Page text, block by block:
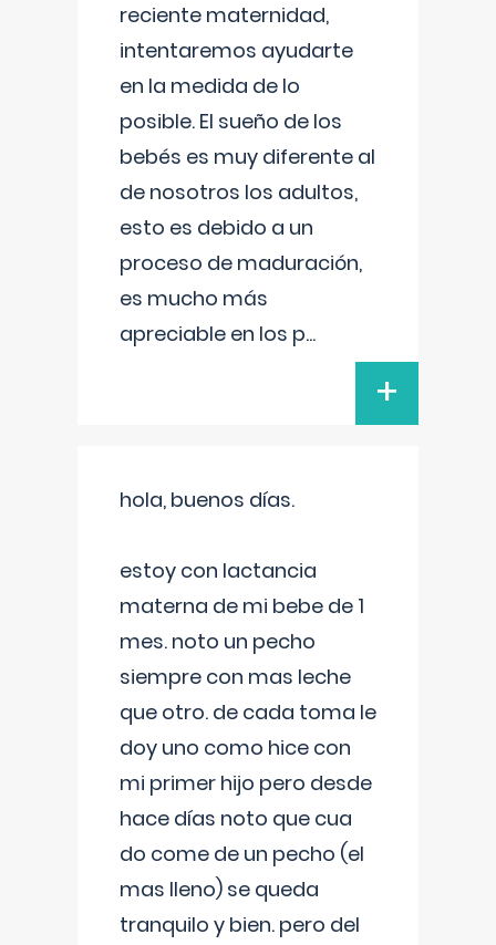
reciente maternidad,
intentaremos ayudarte
en la medida de lo
posible. El sueño de los
bebés es muy diferente al
de nosotros los adultos,
esto es debido a un
proceso de maduración,
es mucho más
apreciable en los p...
+
hola, buenos días.
estoy con lactancia
materna de mi bebe de 1
mes. noto un pecho
siempre con mas leche
que otro. de cada toma le
doy uno como hice con
mi primer hijo pero desde
hace días noto que cua
do come de un pecho (el
mas lleno) se queda
tranquilo y bien. pero del